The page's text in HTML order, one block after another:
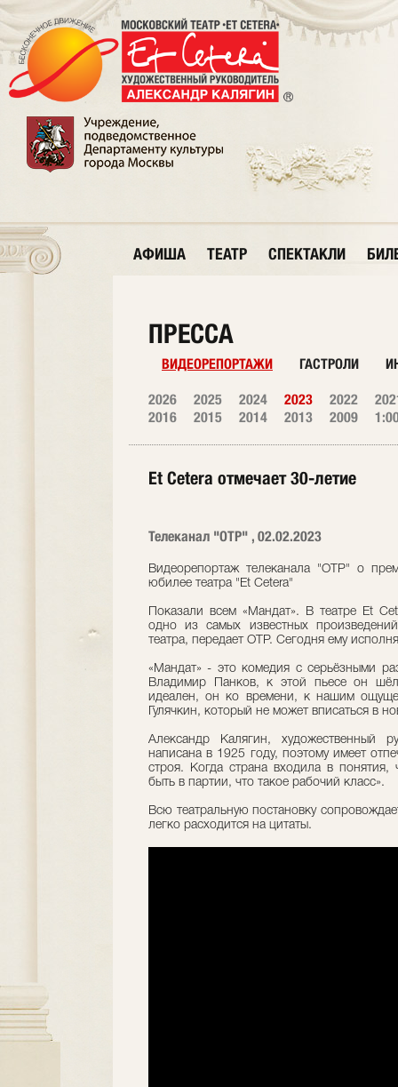
АФИША ТЕАТР СПЕКТАКЛИ
ПРЕССА
ВИДЕОРЕПОРТАЖИ ГАСТРОЛИ
2026 2025 2024 2023 2022
2016
2015 2014 2013 2009
Et Ceterа отмечает 30-летие
Телеканал "ОТР" , 02.02.2023
Видеорепортаж телеканала "ОТР" о
юбилее театра "Et Cetera"
Показали всем «Мандат». В театре Et
одно из самых известных
театра, передает ОТР. Сегодня ему
«Мандат» - это комедия с серьёзными
Владимир Панков, к этой пьесе он
идеален, он ко времени, к нашим
Гулячкин, который не может вписаться в
Александр Калягин, художественный
написана в 1925 году, поэтому имеет
строя. Когда страна входила в понятия,
быть в партии, что такое рабочий класс».
Всю театральную постановку
легко расходится на цитаты.